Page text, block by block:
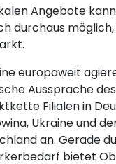
Angebote
durchaus
europaweit
Aussprache
Filialen in
Ukraine und
an. Gerade
bietet